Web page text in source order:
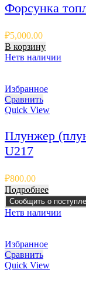
Форсунка
₽5,000.00
В корзину
Нетв наличии
Избранное
Сравнить
Quick View
Плунжер
U217
₽800.00
Подробнее
Сообщить о
Нетв наличии
Избранное
Сравнить
Quick View